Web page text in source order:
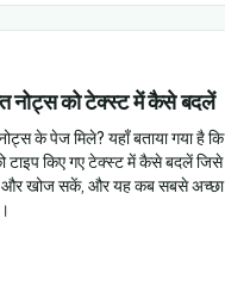
नोट्स को टेक्स्ट में कैसे बदलें
के पेज मिले? यहाँ बताया गया है कि
किए गए टेक्स्ट में कैसे बदलें जिसे
और खोज सकें, और यह कब सबसे अच्छा